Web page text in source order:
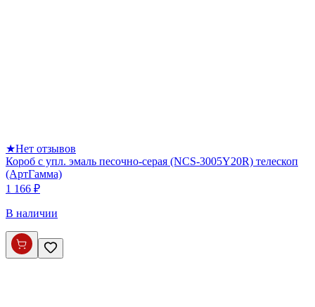
★Нет отзывов
Короб с упл. эмаль песочно-серая (NCS-3005Y20R) телескоп
(АртГамма)
1 166 ₽
В наличии